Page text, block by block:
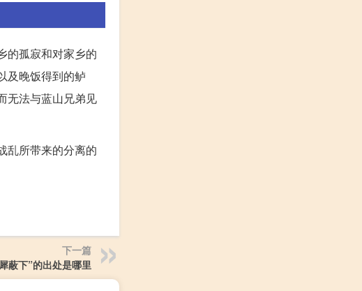
的孤寂和对家乡的
及晚饭得到的鲈
无法与蓝山兄弟见
乱所带来的分离的
下一篇
蔽下”的出处是哪里